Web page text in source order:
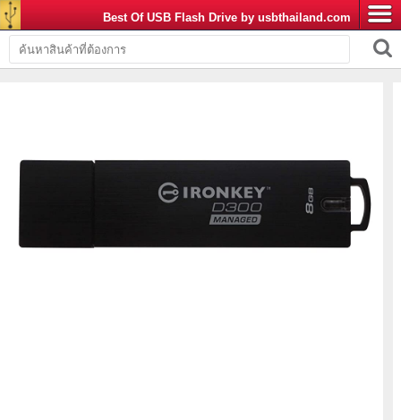
Best Of USB Flash Drive by usbthailand.com